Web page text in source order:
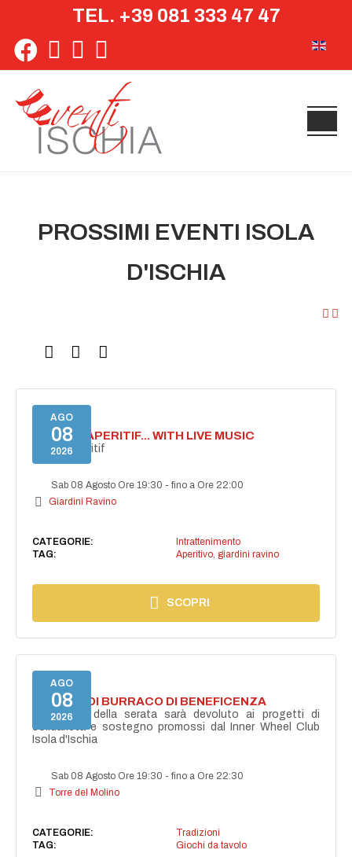
TEL. +39 081 333 47 47
PROSSIMI EVENTI ISOLA
D'ISCHIA
AGO
08
2026
SECRET APERITIF... WITH LIVE MUSIC
Secret aperitif
Sab 08 Agosto Ore 19:30 -fino a Ore 22:00
Giardini Ravino
CATEGORIE:
Intrattenimento
TAG:
Aperitivo, giardini ravino
SCOPRI
AGO
08
2026
TORNEO DI BURRACO DI BENEFICENZA
Il ricavato della serata sarà devoluto ai progetti di
solidarietà e sostegno promossi dal Inner Wheel Club
Isola d'Ischia
Sab 08 Agosto Ore 19:30 -fino a Ore 22:30
Torre del Molino
CATEGORIE:
Tradizioni
TAG:
Giochi da tavolo